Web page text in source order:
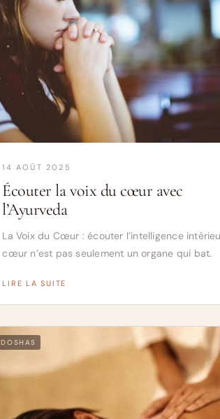
14 AOÛT 2025
Écouter la voix du cœur avec
l’Ayurveda
La Voix du Cœur : écouter l’intelligence
cœur n’est pas seulement un organe qui bat.
LIRE LA SUITE
DOSHAS